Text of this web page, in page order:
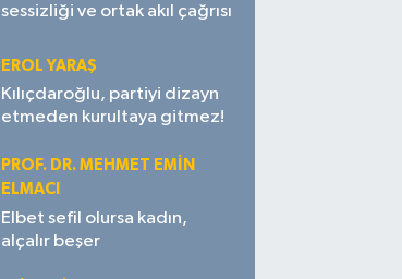
sessizliği ve ortak akıl çağrısı
EROL YARAŞ
Kılıçdaroğlu, partiyi dizayn
etmeden kurultaya gitmez!
PROF. DR. MEHMET EMIN
ELMACI
Elbet sefil olursa kadın,
alçalır beşer